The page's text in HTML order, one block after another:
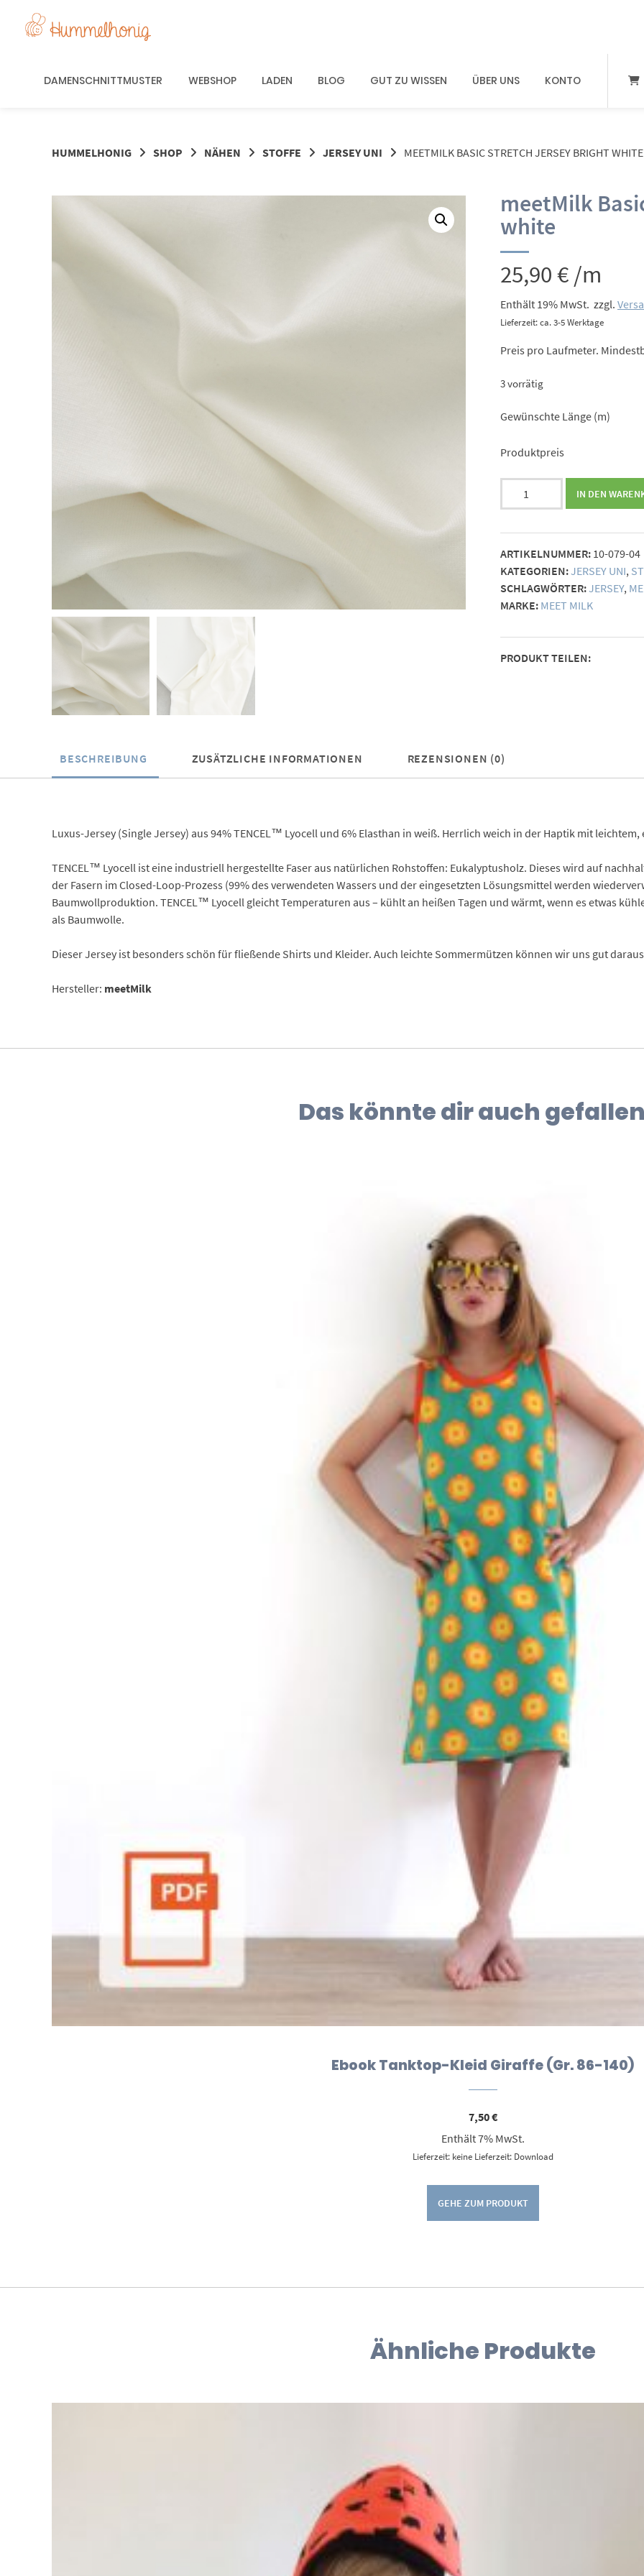
DAMENSCHNITTMUSTER WEBSHOP LADEN BLOG GUT ZU WISSEN ÜBER UNS KONTO
HUMMELHONIG SHOP NÄHEN STOFFE JERSEY UNI MEETMILK BASIC STRETCH JERSEY BRIGHT WHITE
meetMilk
white
25,90€ /m
Enthält 19% MwSt. zzgl.
Lieferzeit: ca. 3-5 Werktage
Preis pro Laufmeter.
3 vorrätig
Gewünschte Länge (m)
Produktpreis
Jersey
bright
white
Menge
IN DEN
ARTIKELNUMMER: 10-079-04
KATEGORIEN:JERSEY UNI,
SCHLAGWÖRTER:JERSEY,
MARKE: MEET MILK
PRODUKT TEILEN:
BESCHREIBUNG ZUSÄTZLICHE INFORMATIONEN REZENSIONEN (0)
Luxus-Jersey (Single Jersey) aus 94% TENCEL™ Lyocell und 6% Elasthan in weiß. Herrlich weich in der Haptik mit leichtem,
TENCEL™ Lyocell ist eine industriell hergestellte Faser aus natürlichen Rohstoffen: Eukalyptusholz. Dieses wird auf
der Fasern im Closed-Loop-Prozess (99% des verwendeten Wassers und der eingesetzten Lösungsmittel werden
Baumwollproduktion. TENCEL™ Lyocell gleicht Temperaturen aus – kühlt an heißen Tagen und wärmt, wenn es etwas
als Baumwolle.
Dieser Jersey ist besonders schön für fließende Shirts und Kleider. Auch leichte Sommermützen können wir uns gut
Hersteller: meetMilk
Das könnte dir auch
Ebook Tanktop-Kleid Giraffe (Gr. 86-140)
7,50€
Enthält 7% MwSt.
Lieferzeit: keine Lieferzeit: Download
GEHE ZUM PRODUKT
Ähnliche Produkte